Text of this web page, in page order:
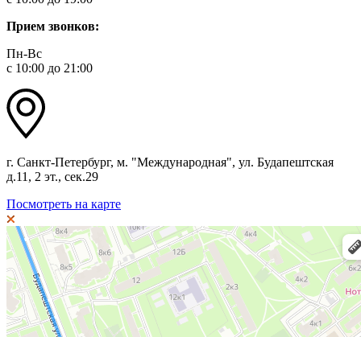
Прием звонков:
Пн-Вс
с 10:00 до 21:00
г. Санкт-Петербург, м. "Международная", ул. Будапештская
д.11, 2 эт., сек.29
Посмотреть на карте